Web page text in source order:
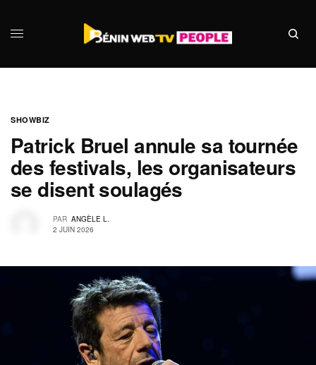
SHOWBIZ
Patrick Bruel annule sa tournée
des festivals, les organisateurs
se disent soulagés
PAR ANGÈLE L.
2 JUIN 2026